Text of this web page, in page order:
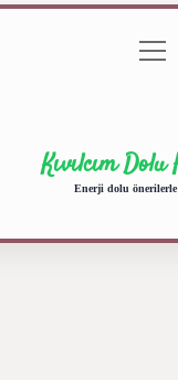
Gizlilik Politikasıaç
Kıvılcım
Enerji dolu